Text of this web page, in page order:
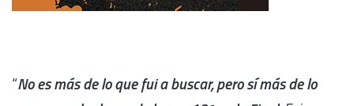
“No es más de lo que fui a buscar, pero sí más de lo